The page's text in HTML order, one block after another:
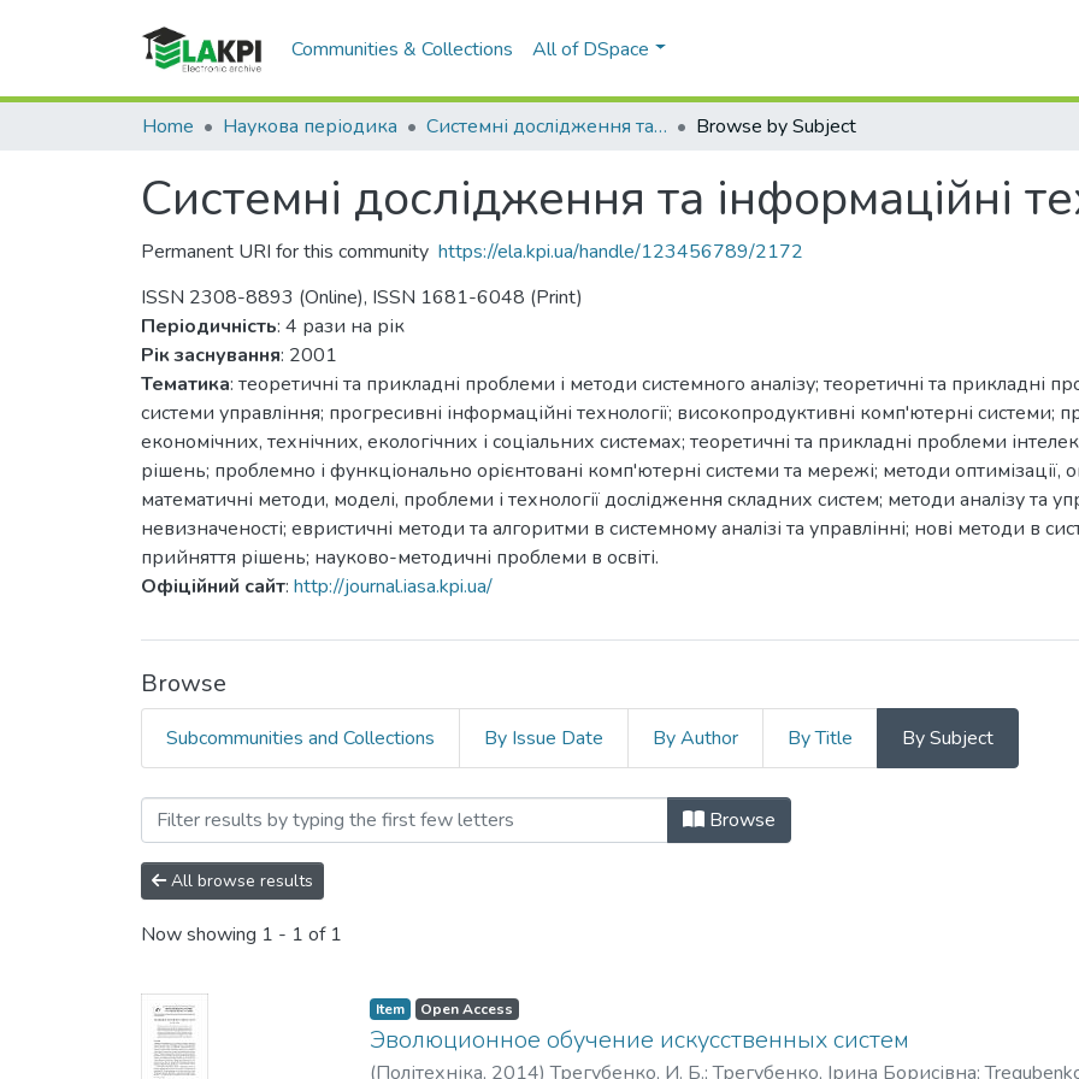
Communities & Collections All of DSpace
Home Наукова періодика Системні дослідження та інформаційні технології Browse by Subject
Системні дослідження та інформаційні
Permanent URI for this community https://ela.kpi.ua/handle/123456789/2172
ISSN 2308-8893 (Online), ISSN 1681-6048 (Print)
Періодичність: 4 рази на рік
Рік заснування: 2001
Тематика: теоретичні та прикладні проблеми і методи системного аналізу; теоретичні та прикладні
системи управління; прогресивні інформаційні технології; високопродуктивні комп'ютерні системи;
економічних, технічних, екологічних і соціальних системах; теоретичні та прикладні проблеми
рішень; проблемно і функціонально орієнтовані комп'ютерні системи та мережі; методи оптимізації,
математичні методи, моделі, проблеми і технології дослідження складних систем; методи аналізу та
невизначеності; евристичні методи та алгоритми в системному аналізі та управлінні; нові методи в
прийняття рішень; науково-методичні проблеми в освіті.
Офіційний сайт: http://journal.iasa.kpi.ua/
Browse
Subcommunities and Collections By Issue Date By Author By Title By Subject
Browsing Системні дослідження та інформаційні
Browse
All browse results
Now showing 1 - 1 of 1
Item Open Access
Эволюционное обучение искусственных систем
(Політехніка, 2014)Трегубенко, И. Б.;Трегубенко, Ірина Борисівна;